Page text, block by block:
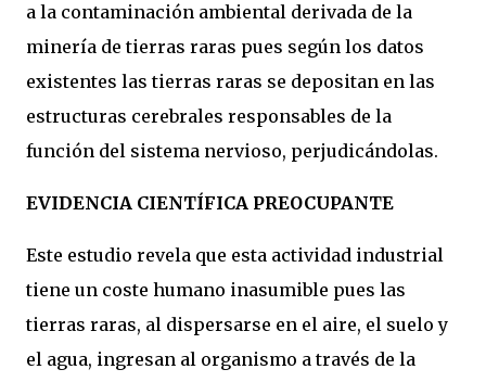
a la contaminación ambiental derivada de la
minería de tierras raras pues según los datos
existentes las tierras raras se depositan en las
estructuras cerebrales responsables de la
función del sistema nervioso, perjudicándolas.
EVIDENCIA CIENTÍFICA PREOCUPANTE
Este estudio revela que esta actividad industrial
tiene un coste humano inasumible pues las
tierras raras, al dispersarse en el aire, el suelo y
el agua, ingresan al organismo a través de la